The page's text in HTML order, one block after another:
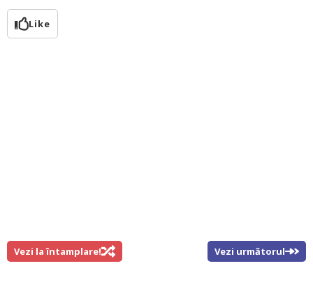
Like
Vezi la întamplare! Vezi următorul